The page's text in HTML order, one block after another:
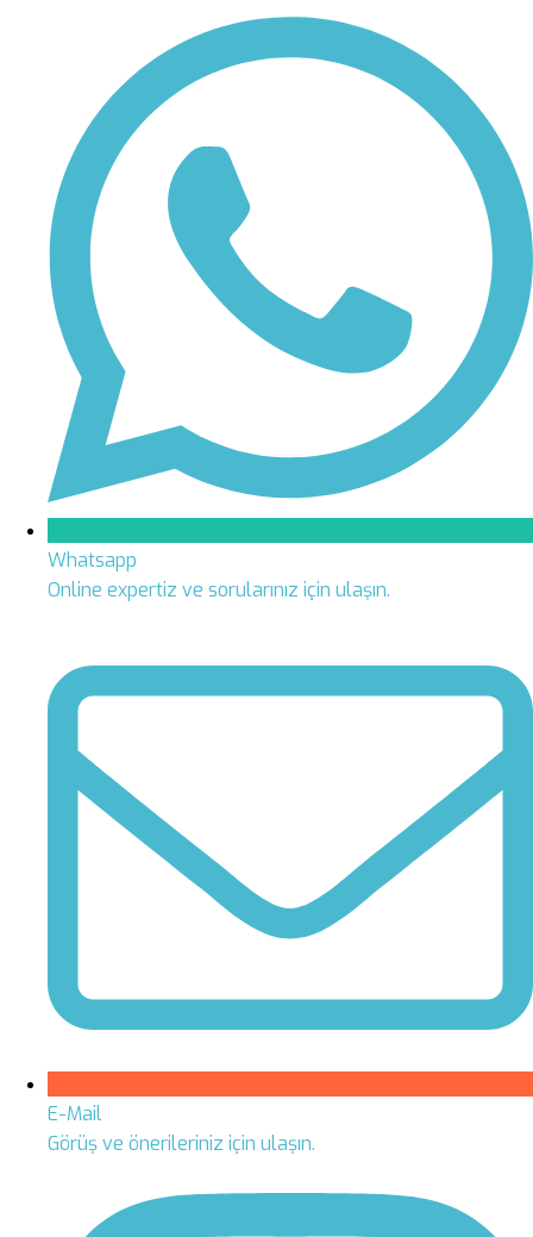
Whatsapp
Online expertiz ve sorularınız için ulaşın.
E-Mail
Görüş ve önerileriniz için ulaşın.